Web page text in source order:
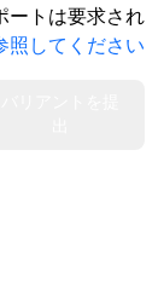
ートは要求され
照してください